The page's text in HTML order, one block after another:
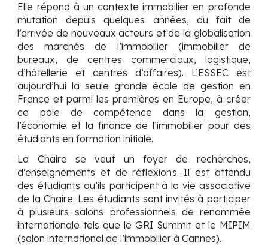
Elle répond à un contexte immobilier en profonde
mutation depuis quelques années, du fait de
l’arrivée de nouveaux acteurs et de la globalisation
des marchés de l’immobilier (immobilier de
bureaux, de centres commerciaux, logistique,
d’hôtellerie et centres d’affaires). L’ESSEC est
aujourd’hui la seule grande école de gestion en
France et parmi les premières en Europe, à créer
ce pôle de compétence dans la gestion,
l’économie et la finance de l’immobilier pour des
étudiants en formation initiale.
La Chaire se veut un foyer de recherches,
d’enseignements et de réflexions. Il est attendu
des étudiants qu’ils participent à la vie associative
de la Chaire. Les étudiants sont invités à participer
à plusieurs salons professionnels de renommée
internationale tels que le GRI Summit et le MIPIM
(salon international de l’immobilier à Cannes).